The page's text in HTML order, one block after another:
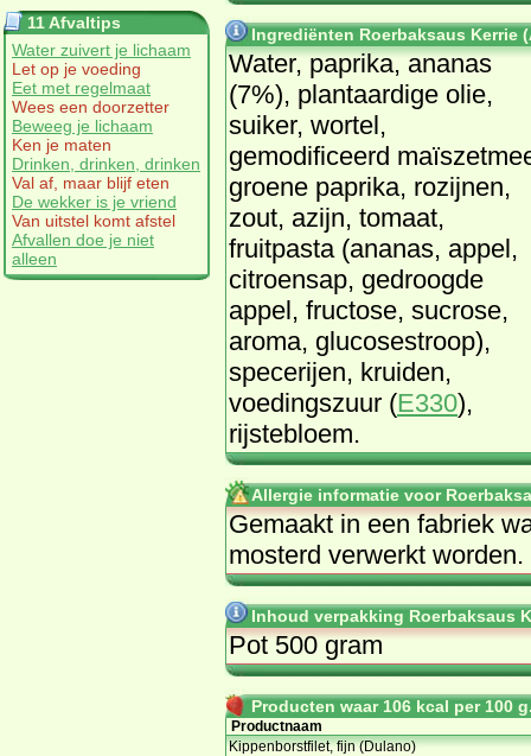
11 Afvaltips
Water zuivert je lichaam
Let op je voeding
Eet met regelmaat
Wees een doorzetter
Beweeg je lichaam
Ken je maten
Drinken, drinken, drinken
Val af, maar blijf eten
De wekker is je vriend
Van uitstel komt afstel
Afvallen doe je niet
alleen
Ingrediënten Roerbaksaus Kerrie
Water, paprika, ananas
(7%), plantaardige olie,
suiker, wortel,
gemodificeerd
groene paprika, rozijnen,
zout, azijn, tomaat,
fruitpasta (ananas, appel,
citroensap, gedroogde
appel, fructose, sucrose,
aroma, glucosestroop),
specerijen, kruiden,
voedingszuur (E330),
rijstebloem.
Allergie informatie voor
Gemaakt in een fabriek
mosterd verwerkt worden.
Inhoud verpakking Roerbaksaus
Pot 500 gram
Producten waar 106 kcal per 100
Productnaam
Kippenborstfilet, fijn (Dulano)